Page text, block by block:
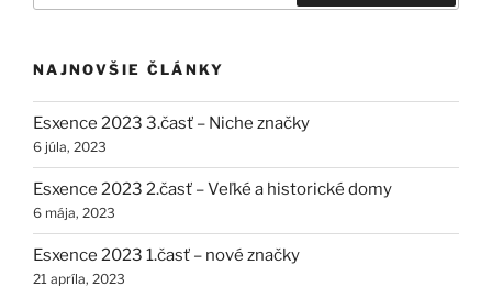
NAJNOVŠIE ČLÁNKY
Esxence 2023 3.časť – Niche značky
6 júla, 2023
Esxence 2023 2.časť – Veľké a historické domy
6 mája, 2023
Esxence 2023 1.časť – nové značky
21 apríla, 2023